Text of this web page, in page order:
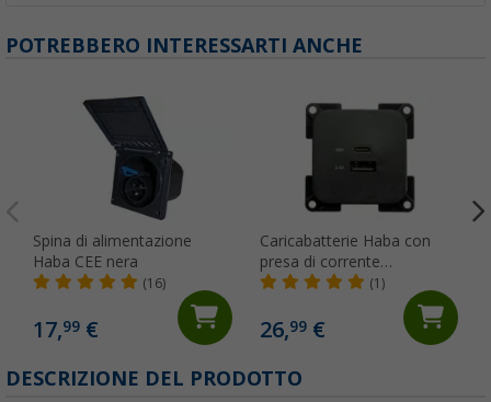
POTREBBERO INTERESSARTI ANCHE
Spina di alimentazione
Haba CEE nera
(16)
17,99 €
Caricabatterie Haba con
presa di corrente
incorporata C-Line doppio
USB-A e USB-C 10-24 Volt
(1)
26,99€
DESCRIZIONE DEL PRODOTTO